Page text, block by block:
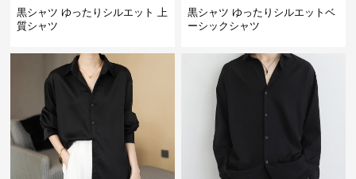
黒シャツ ゆったりシルエット 上
質シャツ
黒シャツ ゆったりシルエットベ
ーシックシャツ